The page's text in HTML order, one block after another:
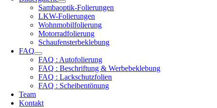
Sambaoptik-Folierungen
LKW-Folierungen
Wohnmobilfolierung
Motorradfolierung
Schaufensterbeklebung
FAQ
FAQ : Autofolierung
FAQ : Beschriftung & Werbebeklebung
FAQ : Lackschutzfolien
FAQ : Scheibentönung
Team
Kontakt